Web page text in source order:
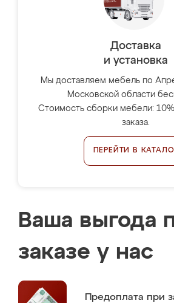
Доставка
и установка
Мы доставляем мебель по
Московской области
Стоимость сборки мебели:
заказа.
ПЕРЕЙТИ В
Ваша выгода
заказе у нас
Предоплата при